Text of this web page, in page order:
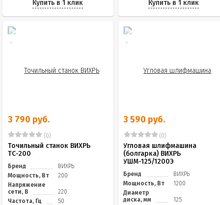
Купить в 1 клик Купить в 1 клик
3 790 руб.
(0)
Точильный станок ВИХРЬ
ТС-200
Бренд
ВИХРЬ
Мощность, Вт
200
Напряжение
сети, В
220
Частота, Гц
50
3 590 руб.
(0)
Угловая шлифмашина
(болгарка) ВИХРЬ
УШМ-125/1200Э
Бренд
ВИХРЬ
Мощность, Вт
1200
Диаметр
диска, мм
125